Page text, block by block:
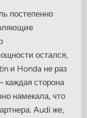
постепенно
остался,
и Honda не раз
сторона
намекала, что
Audi же,